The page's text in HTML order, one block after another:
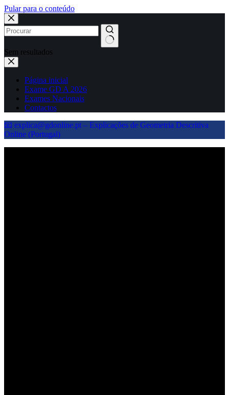
Pular para o conteúdo
Sem resultados
Página inicial
Exame GD A 2026
Exames Nacionais
Contactos
📧 explica@gdonline.pt – Explicações de Geometria Descritiva
Online (Portugal)